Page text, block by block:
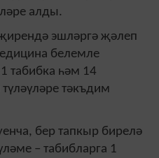
алды.
эшләргә җәлеп
белемле
табибка һәм 14
тәкъдим
бер тапкыр бирелә
– табибларга 1